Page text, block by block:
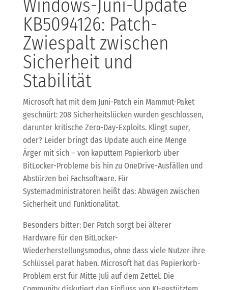
Windows-Juni-Update
KB5094126: Patch-
Zwiespalt zwischen
Sicherheit und
Stabilität
Microsoft hat mit dem Juni-Patch ein Mammut-Paket
geschnürt: 208 Sicherheitslücken wurden geschlossen,
darunter kritische Zero-Day-Exploits. Klingt super,
oder? Leider bringt das Update auch eine Menge
Ärger mit sich – von kaputtem Papierkorb über
BitLocker-Probleme bis hin zu OneDrive-Ausfällen und
Abstürzen bei Fachsoftware. Für
Systemadministratoren heißt das: Abwägen zwischen
Sicherheit und Funktionalität.
Besonders bitter: Der Patch sorgt bei älterer
Hardware für den BitLocker-
Wiederherstellungsmodus, ohne dass viele Nutzer ihre
Schlüssel parat haben. Microsoft hat das Papierkorb-
Problem erst für Mitte Juli auf dem Zettel. Die